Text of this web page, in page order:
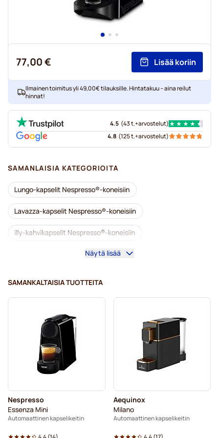
77,00 € Lisää koriin
Ilmainen toimitus yli 49,00€ tilauksille. Hintatakuu – aina reilut
hinnat!
4.5 (43 t.+arvostelut)
4.8 (125 t.+arvostelut)
SAMANLAISIA KATEGORIOITA
Lungo-kapselit Nespresso®-koneisiin
Lavazza-kapselit Nespresso®-koneisiin
illy-kahvikapselit Nespresso®-koneisiin
Café Royal -kahvikapselit Nespresso®-koneisiin
Kahvilisukkeet Nespresso®-kahvinkeittimeen
Kalkinpoisto ja huolto Nespresso®-kahvinkeittimeen
L’OR-kahvikapselit Nespresso®-koneisiin
Segafredo-kahvikapselit Nespresso®-koneisiin
Caffè Borbone Nespresso®-koneisiin
Näytä lisää
SAMANKALTAISIA TUOTTEITA
Nespresso
Essenza Mini
Automaattinen kapselikeitin
Aequinox
Milano
Automaattinen kapselikeitin